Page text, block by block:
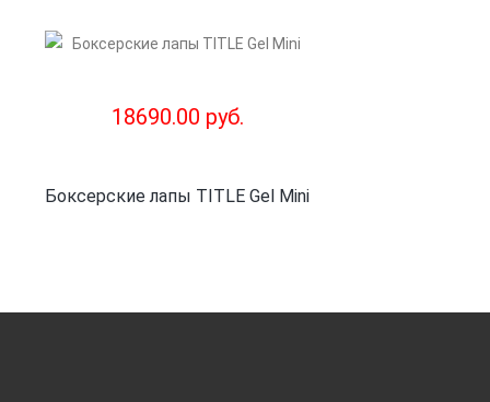
18690.00 руб.
Боксерские лапы TITLE Gel Mini